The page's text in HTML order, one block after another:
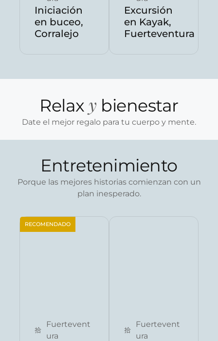
Iniciación
en buceo,
Corralejo
Excursión
en Kayak,
Fuerteventura
Relaxy bienestar
Date el mejor regalo para tu cuerpo y mente.
Entretenimiento
Porque las mejores historias comienzan con un
plan inesperado.
RECOMENDADO
Fuertevent
ura
Fuertevent
ura